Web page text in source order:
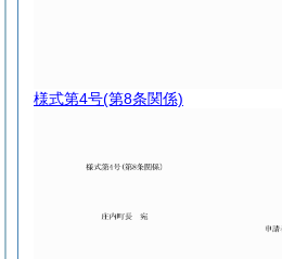
様式第4号(第8条関係)